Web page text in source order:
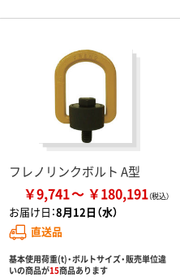
フレノリンクボルト A型
￥9,741 ￥180,191
お届け日：8月12日（水）
直送品
基本使用荷重(t)・ボルトサイズ・販売単位違
いの商品が15商品あります